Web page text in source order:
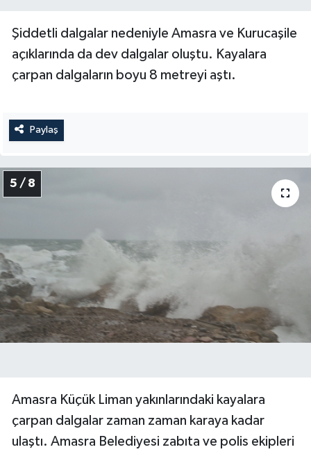
Şiddetli dalgalar nedeniyle Amasra ve Kurucaşile
açıklarında da dev dalgalar oluştu. Kayalara
çarpan dalgaların boyu 8 metreyi aştı.
Paylaş
5 / 8
Amasra Küçük Liman yakınlarındaki kayalara
çarpan dalgalar zaman zaman karaya kadar
ulaştı. Amasra Belediyesi zabıta ve polis ekipleri